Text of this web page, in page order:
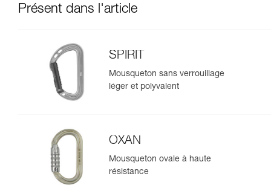
Présent dans l'article
SPIRIT
Mousqueton sans verrouillage
léger et polyvalent
OXAN
Mousqueton ovale à haute
résistance